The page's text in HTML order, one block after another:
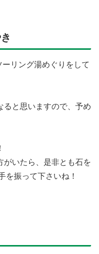
リング湯めぐりをして
ると思いますので、予め
がいたら、是非とも石を
を振って下さいね！